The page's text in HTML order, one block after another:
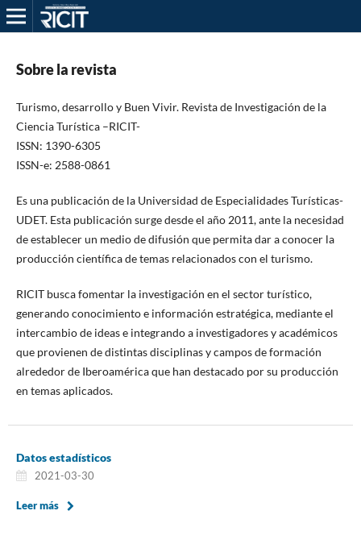
Sobre la revista
Turismo, desarrollo y Buen Vivir. Revista de Investigación de la
Ciencia Turística –RICIT-
ISSN: 1390-6305
ISSN-e: 2588-0861
Es una publicación de la Universidad de Especialidades Turísticas-
UDET. Esta publicación surge desde el año 2011, ante la necesidad
de establecer un medio de difusión que permita dar a conocer la
producción científica de temas relacionados con el turismo.
RICIT busca fomentar la investigación en el sector turístico,
generando conocimiento e información estratégica, mediante el
intercambio de ideas e integrando a investigadores y académicos
que provienen de distintas disciplinas y campos de formación
alrededor de Iberoamérica que han destacado por su producción
en temas aplicados.
Datos estadísticos
2021-03-30
Leer más